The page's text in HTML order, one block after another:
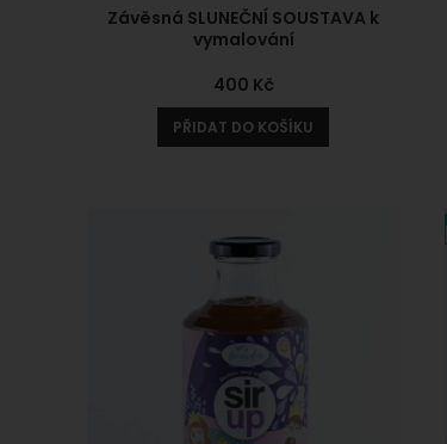
Závěsná SLUNEČNÍ SOUSTAVA k
vymalování
400 Kč
PŘIDAT DO KOŠÍKU